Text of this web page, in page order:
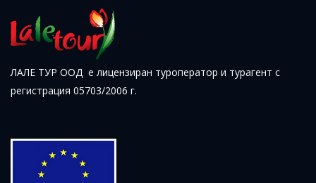
ЛАЛЕ ТУР ООД е лицензиран туроператор и турагент с
регистрация 05703/2006 г.